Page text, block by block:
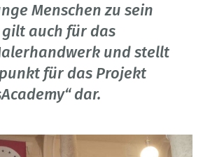
Menschen zu sein
gilt auch für das
und stellt
für das Projekt
dar.